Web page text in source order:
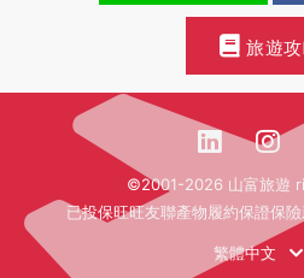
旅遊
©2001-2026 山富旅遊
已投保旺旺友聯產物履約保證保
繁體中文